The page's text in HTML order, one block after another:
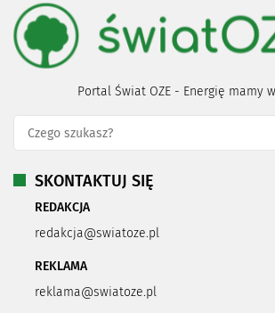
Portal Świat OZE - Energię mamy
SKONTAKTUJ SIĘ
REDAKCJA
redakcja@swiatoze.pl
REKLAMA
reklama@swiatoze.pl